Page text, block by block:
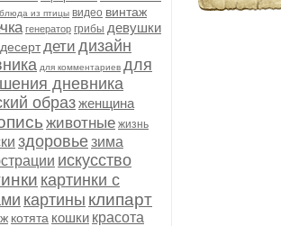
блюда из птицы видео винтаж
генератор грибы девушки
десертдети дизайн
для комментариев для
дневника
образженщина
животные жизнь
здоровьезима
искусство
картинки с
картины клипарт
котята кошки красота